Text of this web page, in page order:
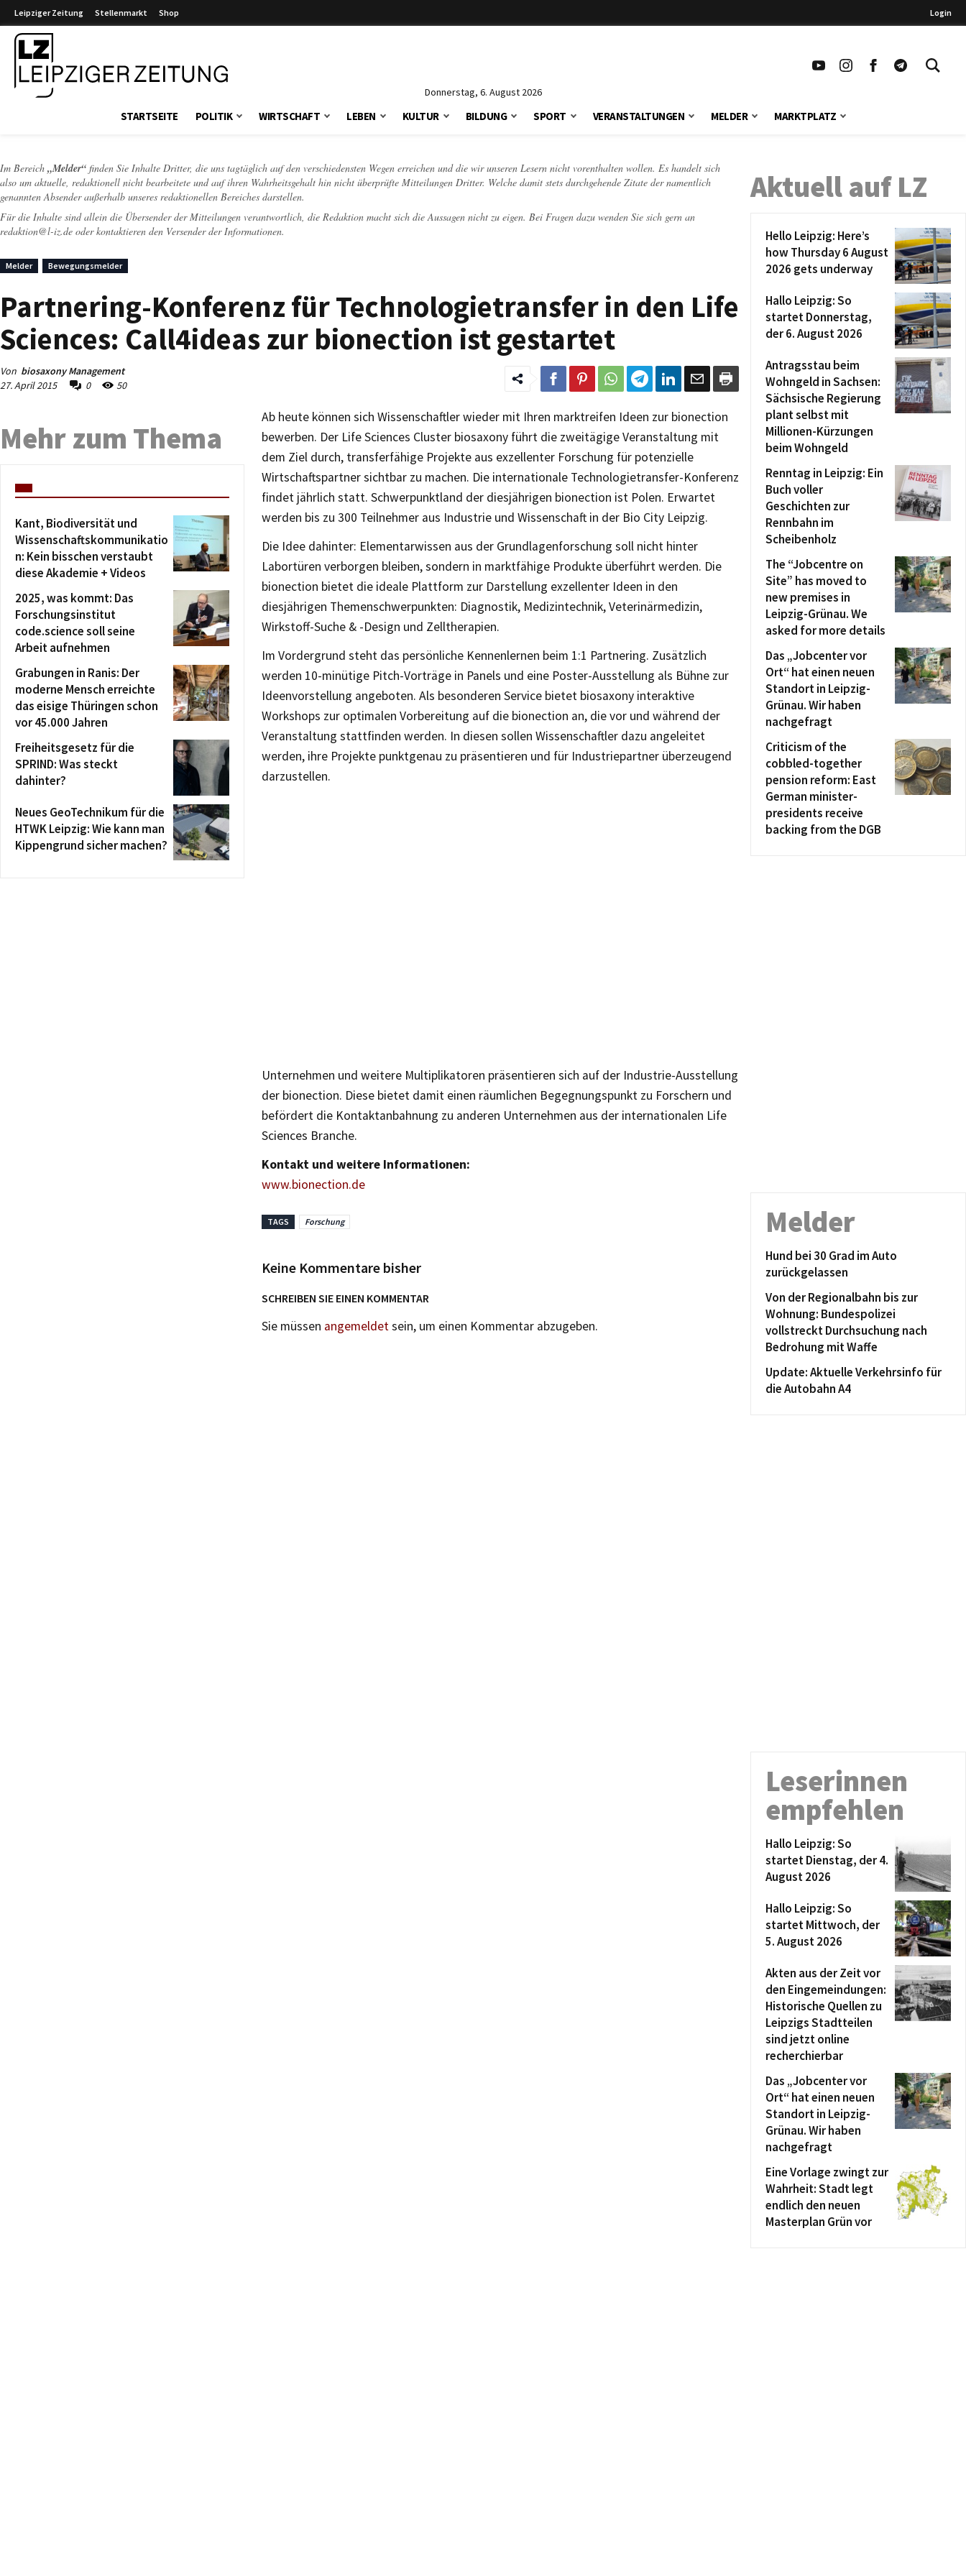
Leipziger Zeitung Stellenmarkt Shop Login
Donnerstag, 6. August 2026
STARTSEITE POLITIK WIRTSCHAFT LEBEN KULTUR BILDUNG SPORT VERANSTALTUNGEN MELDER MARKTPLATZ
Im Bereich „Melder“ finden Sie Inhalte Dritter, die uns tagtäglich auf den verschiedensten Wegen erreichen und die wir unseren Lesern nicht vorenthalten wollen. Es handelt sich
also um aktuelle, redaktionell nicht bearbeitete und auf ihren Wahrheitsgehalt hin nicht überprüfte Mitteilungen Dritter. Welche damit stets durchgehende Zitate der namentlich
genannten Absender außerhalb unseres redaktionellen Bereiches darstellen.
Für die Inhalte sind allein die Übersender der Mitteilungen verantwortlich, die Redaktion macht sich die Aussagen nicht zu eigen. Bei Fragen dazu wenden Sie sich gern an
redaktion@l-iz.de oder kontaktieren den Versender der Informationen.
Melder Bewegungsmelder
Partnering-Konferenz für Technologietransfer in den Life
Sciences: Call4ideas zur bionection ist gestartet
Von biosaxony Management
27. April 2015
0 50
Ab heute können sich Wissenschaftler wieder mit Ihren marktreifen Ideen zur bionection
bewerben. Der Life Sciences Cluster biosaxony führt die zweitägige Veranstaltung mit
dem Ziel durch, transferfähige Projekte aus exzellenter Forschung für potenzielle
Wirtschaftspartner sichtbar zu machen. Die internationale Technologietransfer-Konferenz
findet jährlich statt. Schwerpunktland der diesjährigen bionection ist Polen. Erwartet
werden bis zu 300 Teilnehmer aus Industrie und Wissenschaft in der Bio City Leipzig.
Die Idee dahinter: Elementarwissen aus der Grundlagenforschung soll nicht hinter
Labortüren verborgen bleiben, sondern in marktfähige Produkte überführt werden. Die
bionection bietet die ideale Plattform zur Darstellung exzellenter Ideen in den
diesjährigen Themenschwerpunkten: Diagnostik, Medizintechnik, Veterinärmedizin,
Wirkstoff-Suche & -Design und Zelltherapien.
Im Vordergrund steht das persönliche Kennenlernen beim 1:1 Partnering. Zusätzlich
werden 10-minütige Pitch-Vorträge in Panels und eine Poster-Ausstellung als Bühne zur
Ideenvorstellung angeboten. Als besonderen Service bietet biosaxony interaktive
Workshops zur optimalen Vorbereitung auf die bionection an, die vor und während der
Veranstaltung stattfinden werden. In diesen sollen Wissenschaftler dazu angeleitet
werden, ihre Projekte punktgenau zu präsentieren und für Industriepartner überzeugend
darzustellen.
Unternehmen und weitere Multiplikatoren präsentieren sich auf der Industrie-Ausstellung
der bionection. Diese bietet damit einen räumlichen Begegnungspunkt zu Forschern und
befördert die Kontaktanbahnung zu anderen Unternehmen aus der internationalen Life
Sciences Branche.
Kontakt und weitere Informationen:
www.bionection.de
TAGS Forschung
Keine Kommentare bisher
SCHREIBEN SIE EINEN KOMMENTAR
Sie müssen angemeldetsein, um einen Kommentar abzugeben.
Mehr zum Thema
Kant, Biodiversität und
Wissenschaftskommunikatio
n: Kein bisschen verstaubt
diese Akademie + Videos
2025, was kommt: Das
Forschungsinstitut
code.science soll seine
Arbeit aufnehmen
Grabungen in Ranis: Der
moderne Mensch erreichte
das eisige Thüringen schon
vor 45.000 Jahren
Freiheitsgesetz für die
SPRIND: Was steckt
dahinter?
Neues GeoTechnikum für die
HTWK Leipzig: Wie kann man
Kippengrund sicher machen?
Aktuell auf LZ
Hello Leipzig: Here’s
how Thursday 6 August
2026 gets underway
Hallo Leipzig: So
startet Donnerstag,
der 6. August 2026
Antragsstau beim
Wohngeld in Sachsen:
Sächsische Regierung
plant selbst mit
Millionen-Kürzungen
beim Wohngeld
Renntag in Leipzig: Ein
Buch voller
Geschichten zur
Rennbahn im
Scheibenholz
The “Jobcentre on
Site” has moved to
new premises in
Leipzig-Grünau. We
asked for more details
Das „Jobcenter vor
Ort“ hat einen neuen
Standort in Leipzig-
Grünau. Wir haben
nachgefragt
Criticism of the
cobbled-together
pension reform: East
German minister-
presidents receive
backing from the DGB
Melder
Hund bei 30 Grad im Auto
zurückgelassen
Von der Regionalbahn bis zur
Wohnung: Bundespolizei
vollstreckt Durchsuchung nach
Bedrohung mit Waffe
Update: Aktuelle Verkehrsinfo für
die Autobahn A4
Leserinnen
empfehlen
Hallo Leipzig: So
startet Dienstag, der 4.
August 2026
Hallo Leipzig: So
startet Mittwoch, der
5. August 2026
Akten aus der Zeit vor
den Eingemeindungen:
Historische Quellen zu
Leipzigs Stadtteilen
sind jetzt online
recherchierbar
Das „Jobcenter vor
Ort“ hat einen neuen
Standort in Leipzig-
Grünau. Wir haben
nachgefragt
Eine Vorlage zwingt zur
Wahrheit: Stadt legt
endlich den neuen
Masterplan Grün vor